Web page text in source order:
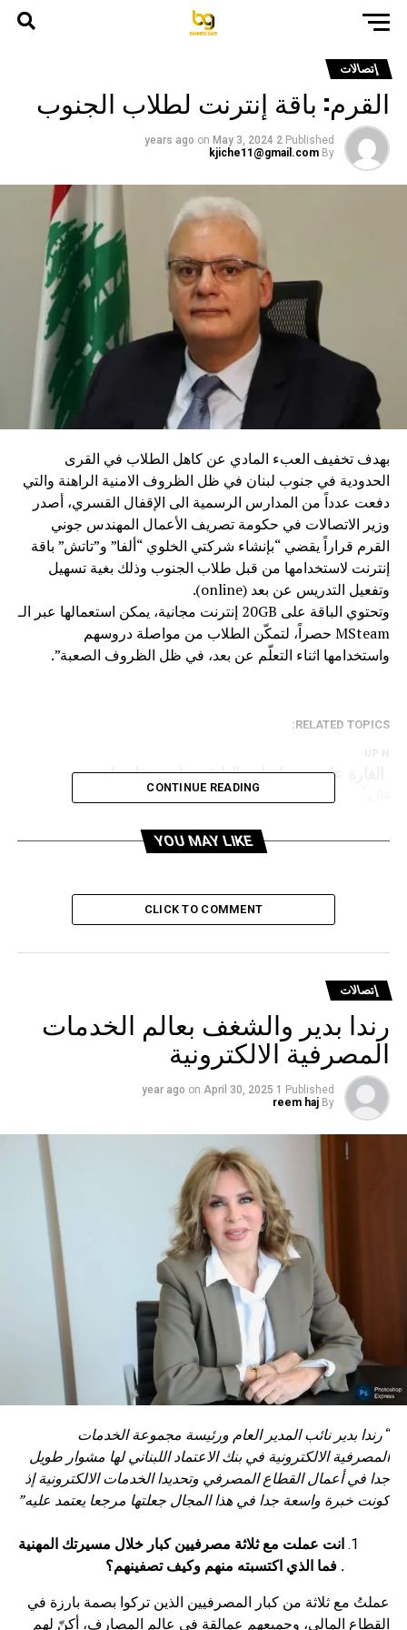
إتصالات
القرم: باقة إنترنت لطلاب الجنوب
Published
2 years ago
on May 3, 2024
By
kjiche11@gmail.com
بهدف تخفيف العبء المادي عن كاهل الطلاب في القرى
الحدودية في جنوب لبنان في ظل الظروف الامنية الراهنة والتي
دفعت عدداً من المدارس الرسمية الى الإقفال القسري، أصدر
وزير الاتصالات في حكومة تصريف الأعمال المهندس جوني
القرم قراراً يقضي “بإنشاء شركتي الخلوي “ألفا” و”تاتش” باقة
إنترنت لاستخدامها من قبل طلاب الجنوب وذلك بغية تسهيل
وتفعيل التدريس عن بعد (online).
وتحتوي الباقة على 20GB إنترنت مجانية، يمكن استعمالها عبر الـ
MSteam حصراً، لتمكّن الطلاب من مواصلة دروسهم
واستخدامها اثناء التعلّم عن بعد، في ظل الظروف الصعبة”.
RELATED TOPICS:
الغارة على محطة إرسالها في طيرحرفا.. بيان من
القرم عن مقال بشأن تلزيم المحفظة الإلكترونية: كل ما
فيه هو سيناريوهات وهمية
CONTINUE READING
YOU MAY LIKE
CLICK TO COMMENT
إتصالات
رندا بدير والشغف بعالم الخدمات
المصرفية الالكترونية
Published
1 year ago
on April 30, 2025
By
reem haj
“رندا بدير نائب المدير العام ورئيسة مجموعة الخدمات
المصرفية الالكترونية في بنك الاعتماد اللبناني لها مشوار طويل
جدا في أعمال القطاع المصرفي وتحديدا الخدمات الالكترونية إذ
كونت خبرة واسعة جدا في هذا المجال جعلتها مرجعا يعتمد عليه”
انت عملت مع ثلاثة مصرفيين كبار خلال مسيرتك المهنية
. فما الذي اكتسبته منهم وكيف تصفينهم؟
عملتُ مع ثلاثة من كبار المصرفيين الذين تركوا بصمة بارزة في
القطاع المالي، وجميعهم عمالقة في عالم المصارف، أكنّ لهم